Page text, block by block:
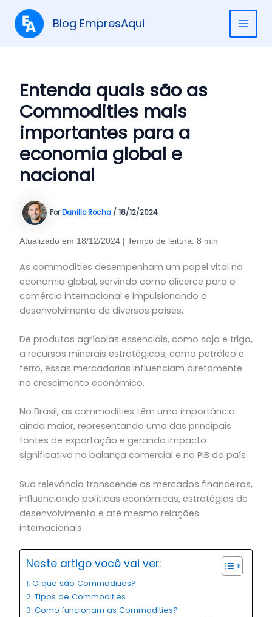
para
Blog EmpresAqui
Entenda quais são as
Commodities mais
importantes para a
economia global e
nacional
PorDanillo Rocha / 18/12/2024
Atualizado em 18/12/2024 | Tempo de leitura: 8 min
As commodities desempenham um papel vital na
economia global, servindo como alicerce para o
comércio internacional e impulsionando o
desenvolvimento de diversos países.
De produtos agrícolas essenciais, como soja e trigo,
a recursos minerais estratégicos, como petróleo e
ferro, essas mercadorias influenciam diretamente
no crescimento econômico.
No Brasil, as commodities têm uma importância
ainda maior, representando uma das principais
fontes de exportação e gerando impacto
significativo na balança comercial e no PIB do país.
Sua relevância transcende os mercados financeiros,
influenciando políticas econômicas, estratégias de
desenvolvimento e até mesmo relações
internacionais.
Neste artigo você vai ver:
O que são Commodities?
Tipos de Commodities
Como funcionam as Commodities?